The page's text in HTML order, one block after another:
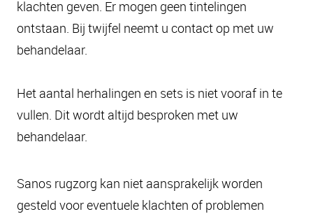
klachten geven. Er mogen geen tintelingen
ontstaan. Bij twijfel neemt u contact op met uw
behandelaar.
Het aantal herhalingen en sets is niet vooraf in te
vullen. Dit wordt altijd besproken met uw
behandelaar.
Sanos rugzorg kan niet aansprakelijk worden
gesteld voor eventuele klachten of problemen